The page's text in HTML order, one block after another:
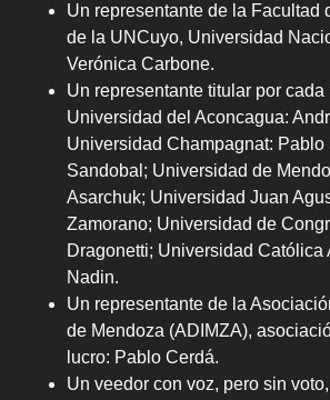
Un representante de la Facultad
de la UNCuyo, Universidad
Verónica Carbone.
Un representante titular por cada
Universidad del Aconcagua:
Universidad Champagnat: Pablo
Sandobal; Universidad de
Asarchuk; Universidad Juan
Zamorano; Universidad de
Dragonetti; Universidad Católica
Nadin.
Un representante de la
de Mendoza (ADIMZA),
lucro: Pablo Cerdá.
Un veedor con voz, pero sin